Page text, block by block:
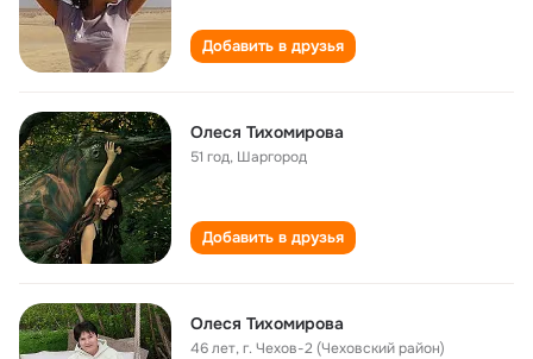
Добавить в друзья
Олеся Тихомирова
51 год, Шаргород
Добавить в друзья
Олеся Тихомирова
46 лет,г. Чехов-2 (Чеховский район)